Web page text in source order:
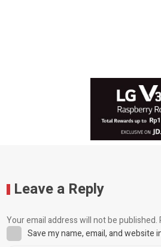
Leave a Reply
Your email address will not be published.
Save my name, email, and